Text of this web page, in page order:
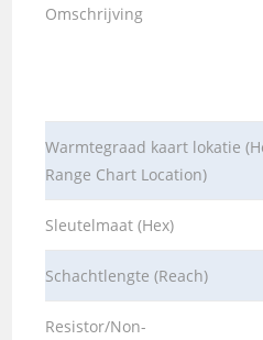
Omschrijving
Warmtegraad kaart lokatie
Range Chart Location)
Sleutelmaat (Hex)
Schachtlengte (Reach)
Resistor/Non-